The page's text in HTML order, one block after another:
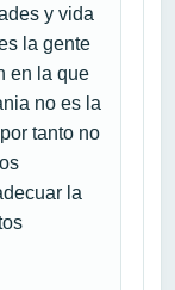
y vida
la gente
en la que
no es la
tanto no
la